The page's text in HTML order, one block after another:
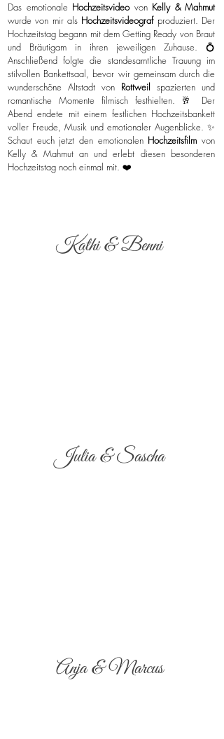
Das emotionale Hochzeitsvideovon Kelly & Mahmut
wurde von mir als Hochzeitsvideograf produziert. Der
Hochzeitstag begann mit dem Getting Ready von Braut
und Bräutigam in ihren jeweiligen Zuhause. 💍
Anschließend folgte die standesamtliche Trauung im
stilvollen Bankettsaal, bevor wir gemeinsam durch die
wunderschöne Altstadt von Rottweil spazierten und
romantische Momente filmisch festhielten. 🥂 Der
Abend endete mit einem festlichen Hochzeitsbankett
voller Freude, Musik und emotionaler Augenblicke. ✨
Schaut euch jetzt den emotionalen Hochzeitsfilmvon
Kelly & Mahmut an und erlebt diesen besonderen
Hochzeitstag noch einmal mit. ❤️
Kathi & Benni
Julia & Sascha
Anja & Marcus